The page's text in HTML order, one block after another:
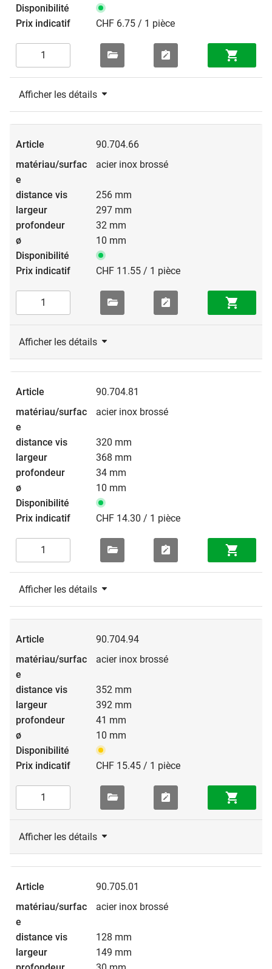
CHF 6.75 / 1 pièce
Afficher les détails
90.704.66
acier inox brossé
256 mm
297 mm
32 mm
10 mm
CHF 11.55 / 1 pièce
Afficher les détails
90.704.81
acier inox brossé
320 mm
368 mm
34 mm
10 mm
CHF 14.30 / 1 pièce
Afficher les détails
90.704.94
acier inox brossé
352 mm
392 mm
41 mm
10 mm
CHF 15.45 / 1 pièce
Afficher les détails
90.705.01
acier inox brossé
128 mm
149 mm